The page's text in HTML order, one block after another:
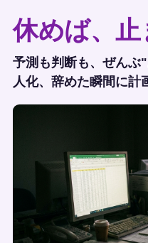
休めば、止
予測も判断も、ぜんぶ
人化、辞めた瞬間に計